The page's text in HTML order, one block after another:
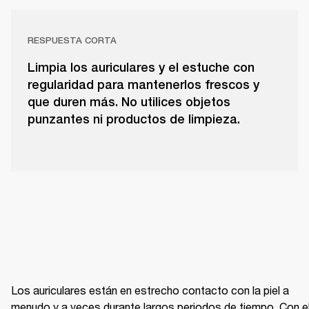
RESPUESTA CORTA
Limpia los auriculares y el estuche con
regularidad para mantenerlos frescos y
que duren más. No utilices objetos
punzantes ni productos de limpieza.
Los auriculares están en estrecho contacto con la piel a